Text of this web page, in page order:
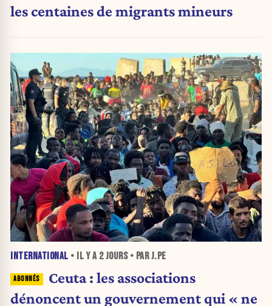
les centaines de migrants mineurs
INTERNATIONAL • IL Y A 2 JOURS• PAR J.PE
Ceuta : les associations
dénoncent un gouvernement qui « ne